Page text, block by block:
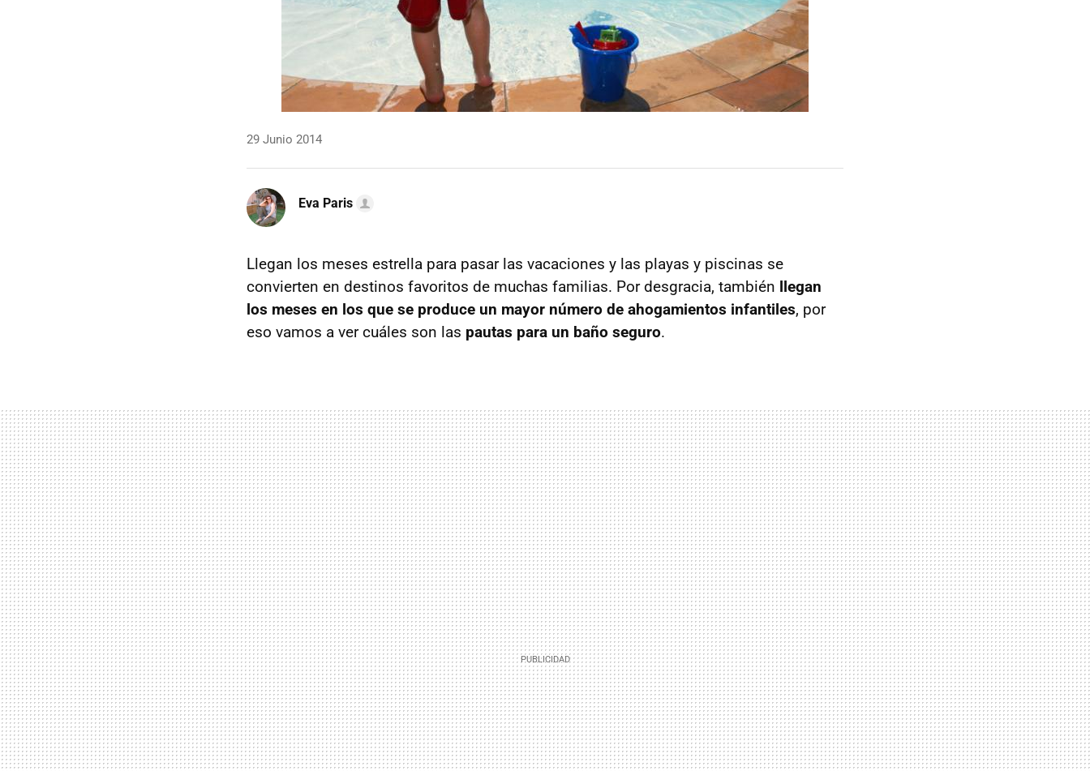
29 Junio 2014
Eva Paris
Llegan los meses estrella para pasar las vacaciones y las playas y piscinas se
convierten en destinos favoritos de muchas familias. Por desgracia, también llegan
los meses en los que se produce un mayor número de ahogamientos infantiles, por
eso vamos a ver cuáles son las pautas para un baño seguro.